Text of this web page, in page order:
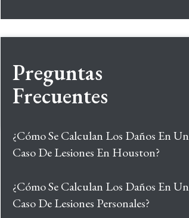
Preguntas
Frecuentes
¿Cómo Se Calculan Los Daños En Un
Caso De Lesiones En Houston?
¿Cómo Se Calculan Los Daños En Un
Caso De Lesiones Personales?